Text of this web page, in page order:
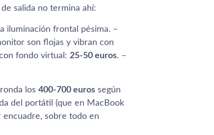
salida no termina ahí:
iluminación frontal pésima. –
son flojas y vibran con
fondo virtual: 25-50 euros. –
los 400-700 euros según
del portátil (que en MacBook
encuadre, sobre todo en